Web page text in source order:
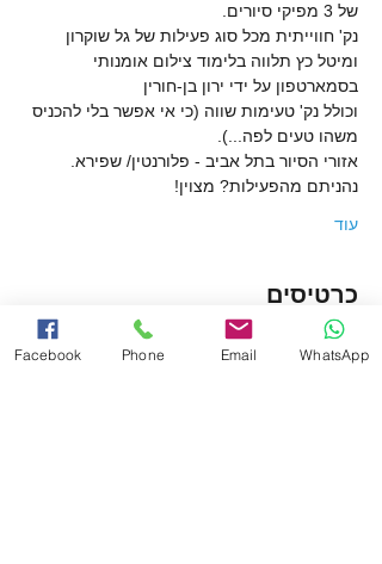
של 3 מפיקי סיורים.
נק' חווייתית מכל סוג פעילות של גל שוקרון
ומיטל כץ תלווה בלימוד צילום אומנותי
בסמארטפון על ידי ירון בן-חורין
וכולל נק' טעימות שווה (כי אי אפשר בלי להכניס
משהו טעים לפה...).
אזורי הסיור בתל אביב - פלורנטין/ שפירא.
נהניתם מהפעילות? מצוין!
עוד
כרטיסים
Facebook Phone Email WhatsApp